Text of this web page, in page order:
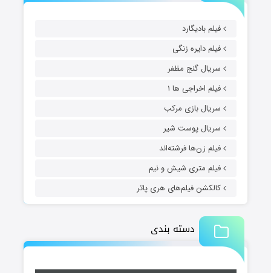
فیلم بادیگارد
فیلم دایره زنگی
سریال گنج مظفر
فیلم اخراجی ها ۱
سریال بازی مرکب
سریال پوست شیر
فیلم زن‌ها فرشته‌اند
فیلم متری شیش و نیم
کالکشن فیلم‌های هری پاتر
دسته بندی